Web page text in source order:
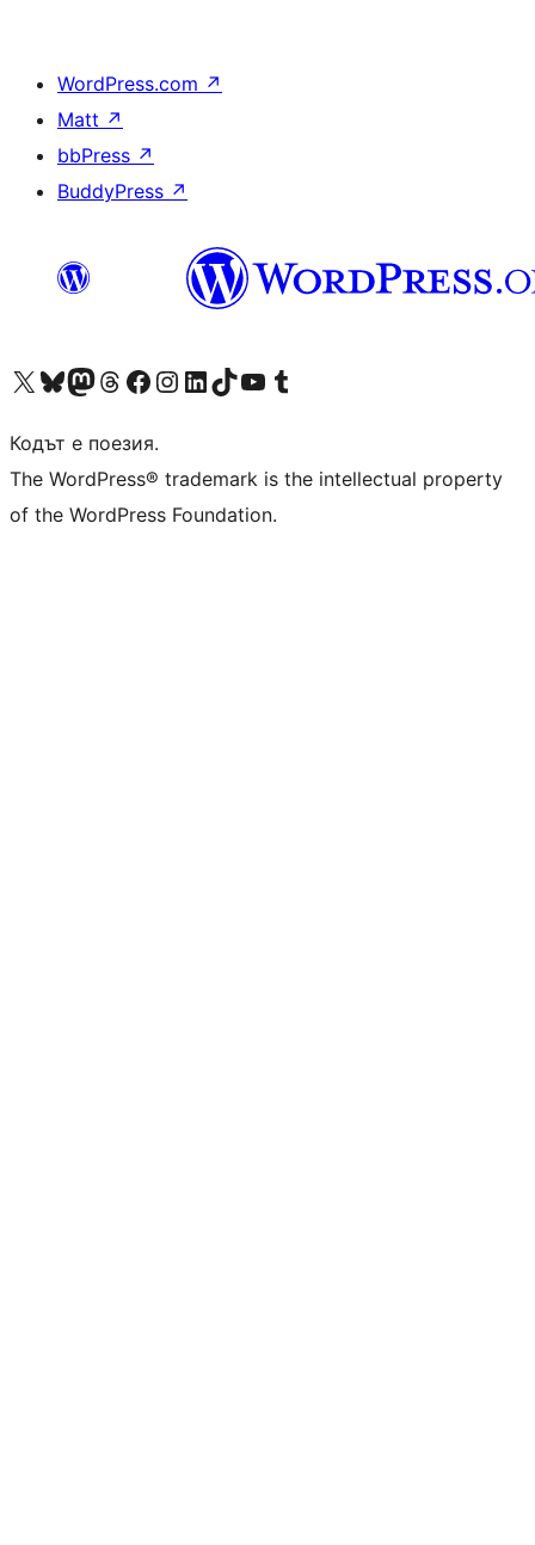
WordPress.com ↗
Matt ↗
bbPress ↗
BuddyPress ↗
Visit our X (formerly Twitter) account
Visit our Bluesky account
Visit our Mastodon account
Visit our Threads account
Посетете нашата страница във Facebook
Посетете нашия профил в Instagram
Посетете нашия профил в LinkedIn
Visit our TikTok account
Visit our YouTube channel
Visit our Tumblr account
Кодът е поезия.
The WordPress® trademark is the intellectual property
of the WordPress Foundation.